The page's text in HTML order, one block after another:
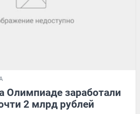
Олимпиаде заработали
2 млрд рублей